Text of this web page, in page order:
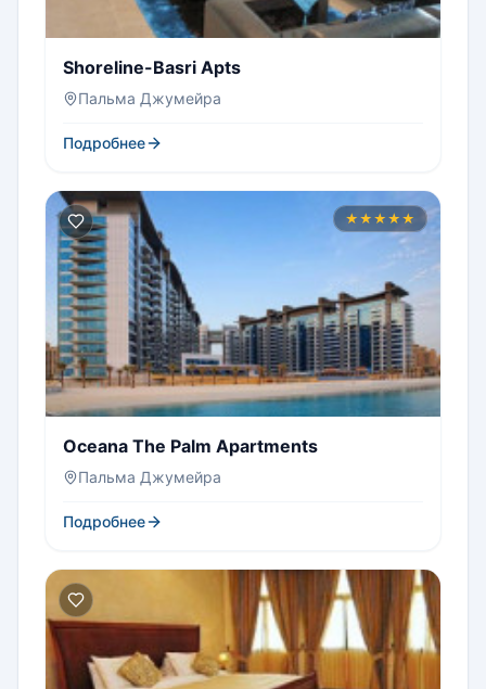
Shoreline-Basri Apts
Пальма Джумейра
Подробнее
★★★★★
Oceana The Palm Apartments
Пальма Джумейра
Подробнее